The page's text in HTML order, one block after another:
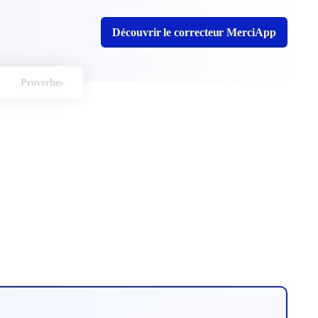
Découvrir le correcteur MerciApp
Proverbes